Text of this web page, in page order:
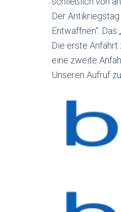
Der
Entwaffnen“.
Die erste
eine zweite
Unseren Aufruf